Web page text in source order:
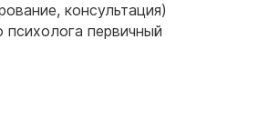
консультация)
психолога первичный